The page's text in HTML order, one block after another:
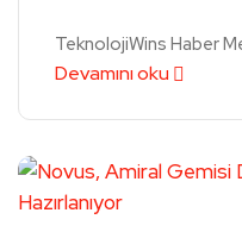
TeknolojiWins Haber
Devamını oku